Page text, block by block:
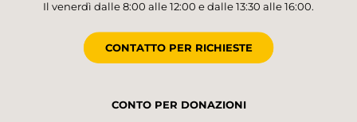
Il venerdì dalle 8:00 alle 12:00 e dalle 13:30 alle 16:00.
CONTATTO PER RICHIESTE
CONTO PER DONAZIONI